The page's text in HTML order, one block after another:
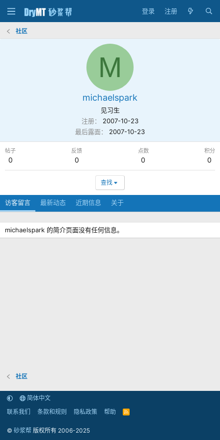
登录 注册
社区
M
michaelspark
见习生
注册
2007-10-23
最后露面
2007-10-23
帖子
0
反馈
0
点数
0
积分
0
查找
访客留言 最新动态 近期信息 关于
michaelspark 的简介页面没有任何信息。
社区
简体中文
联系我们
条款和规则 隐私政策 帮助
R
© 砂浆帮 版权所有 2006-2025